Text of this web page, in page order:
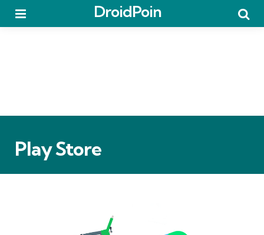
DroidPoin
Play Store